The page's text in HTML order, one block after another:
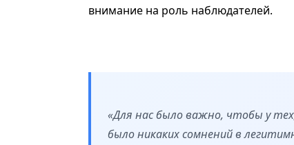
внимание на роль наблюдателей.
«Для нас было важно, чтобы у
было никаких сомнений в